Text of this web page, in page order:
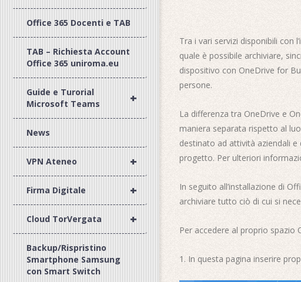
Office 365 Docenti e TAB
TAB – Richiesta Account
Office 365 uniroma.eu
+
Guide e Turorial
Microsoft Teams
News
+
VPN Ateneo
+
Firma Digitale
+
Cloud TorVergata
Backup/Rispristino
Smartphone Samsung
con Smart Switch
Tra i vari servizi disponibili con
quale è possibile archiviare,
dispositivo con OneDrive for
persone.
La differenza tra OneDrive e
maniera separata rispetto al
destinato ad attività aziendali
progetto. Per ulteriori
In seguito all’installazione di
archiviare tutto ciò di cui si
Per accedere al proprio spazio
In questa pagina inserire